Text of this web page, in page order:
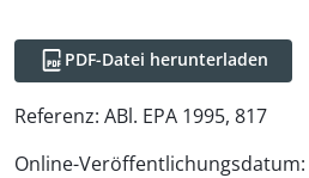
PDF-Datei herunterladen
Referenz: ABl. EPA 1995, 817
Online-Veröffentlichungsdatum: